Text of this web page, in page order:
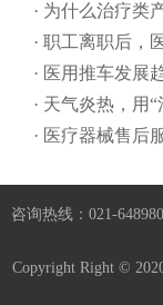
· 为什么治疗类
· 职工离职后，
· 医用推车发展
· 天气炎热，用
· 医疗器械售后
咨询热线：021-
Copyright Right ©